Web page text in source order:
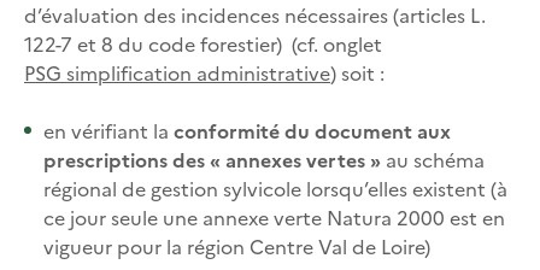
d’évaluation des incidences nécessaires (articles L.
122-7 et 8 du code forestier) (cf. onglet
PSG simplification administrative) soit :
en vérifiant la conformité du document aux
prescriptions des « annexes vertes » au schéma
régional de gestion sylvicole lorsqu’elles existent (à
ce jour seule une annexe verte Natura 2000 est en
vigueur pour la région Centre Val de Loire)